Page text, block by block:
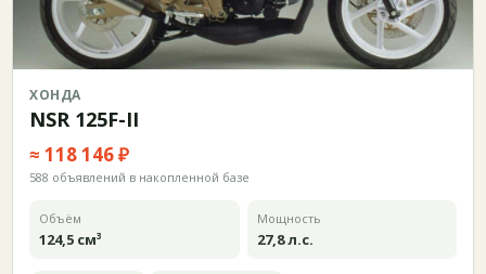
ХОНДА
NSR 125F-II
≈ 118 146 ₽
588 объявлений в накопленной базе
Объём
124,5 см³
Мощность
27,8 л.с.